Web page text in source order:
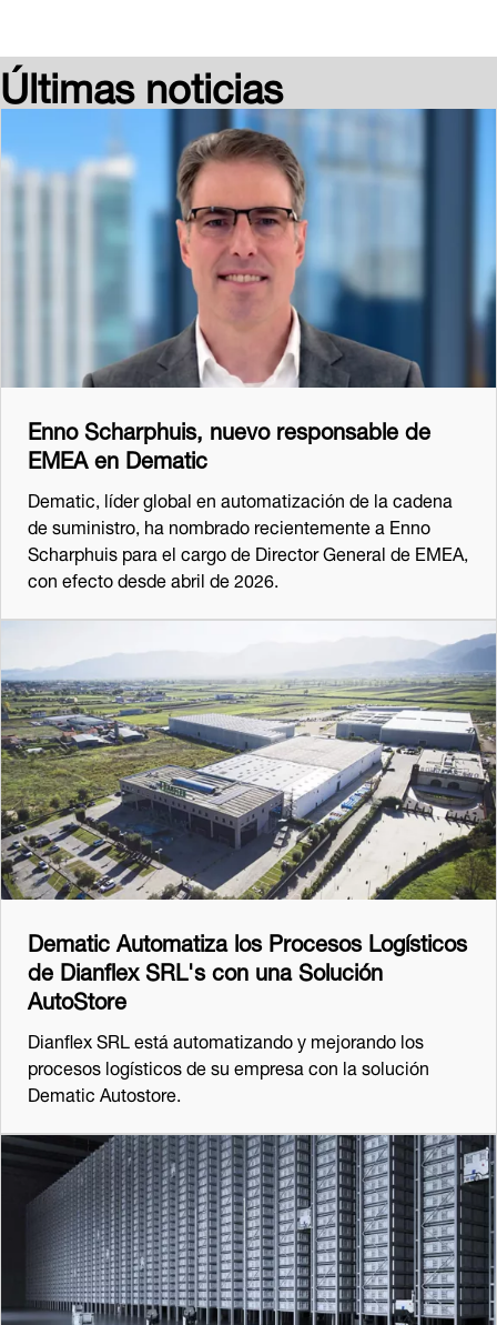
Últimas noticias
Enno Scharphuis, nuevo responsable de
EMEA en Dematic
Dematic, líder global en automatización de la cadena
de suministro, ha nombrado recientemente a Enno
Scharphuis para el cargo de Director General de EMEA,
con efecto desde abril de 2026.
Dematic Automatiza los Procesos Logísticos
de Dianflex SRL's con una Solución
AutoStore
Dianflex SRL está automatizando y mejorando los
procesos logísticos de su empresa con la solución
Dematic Autostore.